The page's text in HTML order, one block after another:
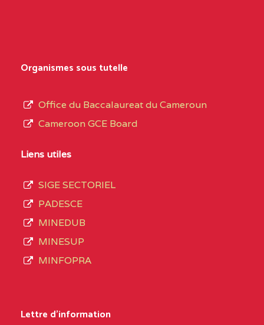
Organismes sous tutelle
Office du Baccalaureat du Cameroun
Cameroon GCE Board
Liens utiles
SIGE SECTORIEL
PADESCE
MINEDUB
MINESUP
MINFOPRA
Lettre d'information